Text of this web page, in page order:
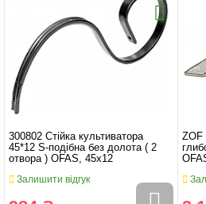
300802 Стійка культиватора
45*12 S-подібна без долота ( 2
отвора ) OFAS, 45x12
Залишити відгук
ZOF